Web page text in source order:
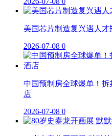
美国芯片制造复兴遇人
2026-07-08 0
中国预制房全球爆单！
店
2026-07-08 0